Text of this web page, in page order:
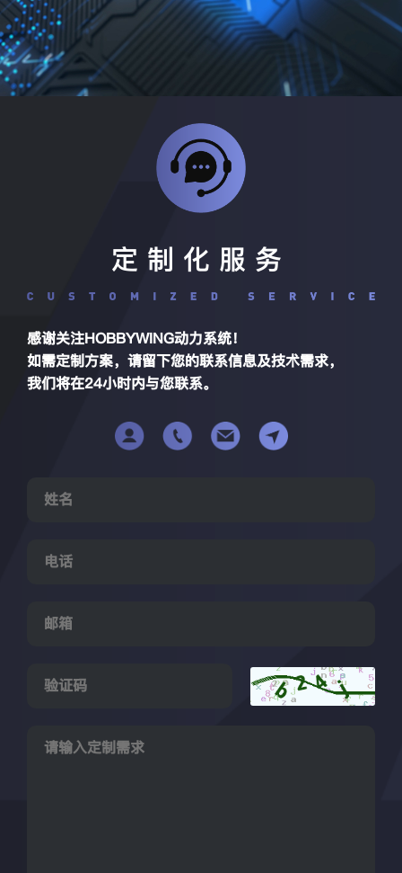
定制化服务
感谢关注HOBBYWING动力系统！
如需定制方案，请留下您的联系信息及技术需求，
我们将在24小时内与您联系。